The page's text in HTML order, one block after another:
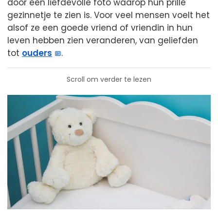
door een liefdevolle foto waarop hun prille
gezinnetje te zien is. Voor veel mensen voelt het
alsof ze een goede vriend of vriendin in hun
leven hebben zien veranderen, van geliefden
tot ouders .
Scroll om verder te lezen